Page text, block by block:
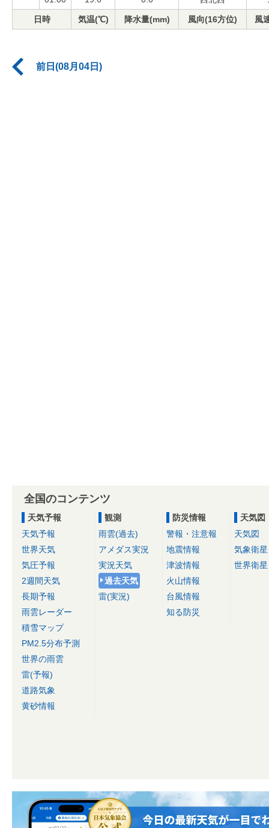
日時 気温(℃) 降水量(mm) 風向(16方位) 風
前日(08月04日)
全国のコンテンツ
天気予報
天気予報
世界天気
気圧予報
2週間天気
長期予報
雨雲レーダー
積雪マップ
PM2.5分布予測
世界の雨雲
雷(予報)
道路気象
黄砂情報
観測
雨雲(過去)
アメダス実況
実況天気
過去天気
雷(実況)
防災情報
警報・注意報
地震情報
津波情報
火山情報
台風情報
知る防災
天気図
天気図
気象衛星
世界衛星